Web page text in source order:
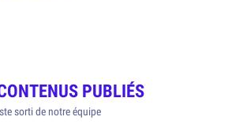
PUBLIÉS
sorti de notre équipe